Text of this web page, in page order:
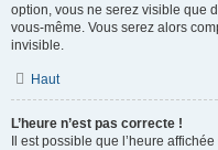
option, vous ne serez visible que
vous-même. Vous serez alors
invisible.
Haut
L’heure n’est pas correcte !
Il est possible que l’heure